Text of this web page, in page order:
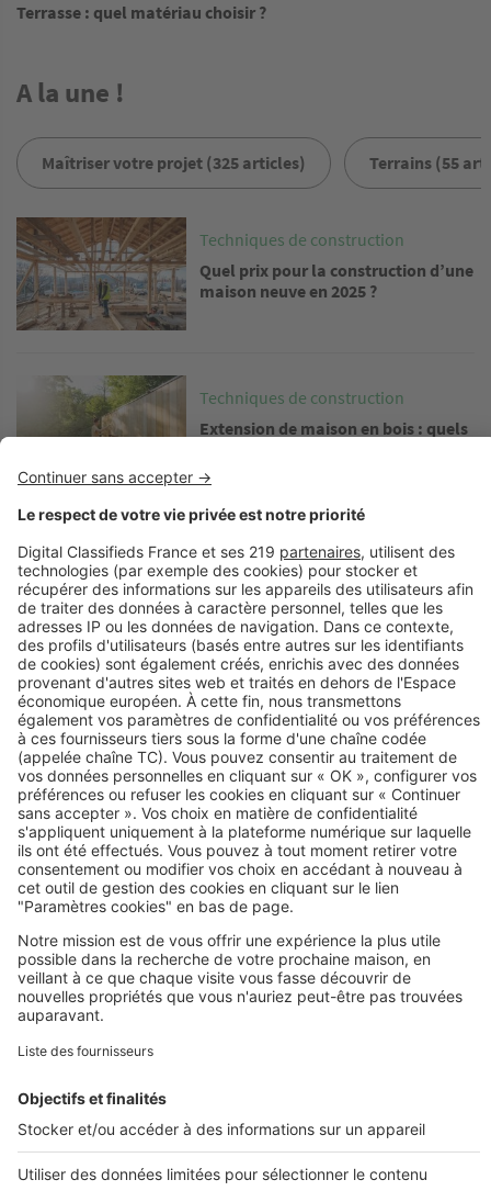
Terrasse : quel matériau choisir ?
A la une !
Maîtriser votre projet (325 articles) Terrains (55
Image
Techniques de construction
Quel prix pour la construction d’une
maison neuve en 2025 ?
Image
Techniques de construction
Extension de maison en bois : quels
Image
Techniques de construction
Écoconstruction : les critères pour
bien choisir son professionnel
Image
Techniques de construction
Vous connaissez les maisons
passives, voici les maisons actives !
Image
Techniques de construction
Construction d’avenir : l’habitat
autonome par Biomespace
Tous nos plans de maisons
Plans de maison Plans de maison de plain pied